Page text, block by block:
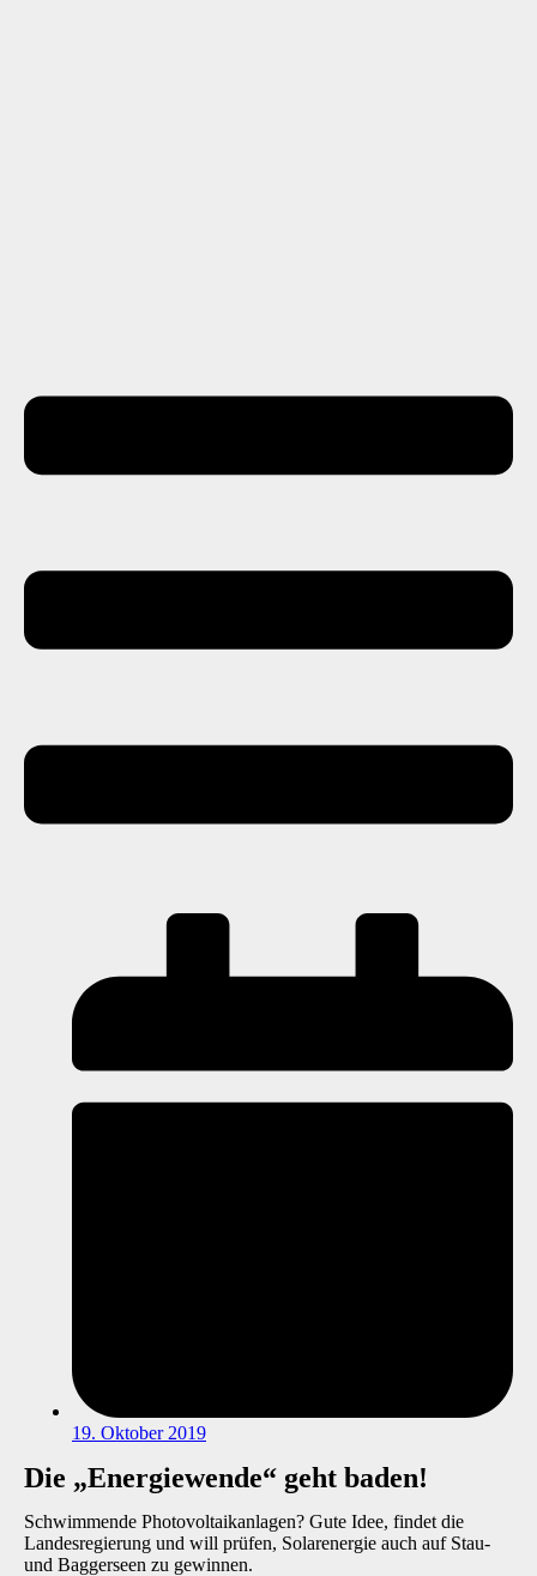
19. Oktober 2019
Die „Energiewende“ geht baden!
Schwimmende Photovoltaikanlagen? Gute Idee, findet die
Landesregierung und will prüfen, Solarenergie auch auf Stau-
und Baggerseen zu gewinnen.